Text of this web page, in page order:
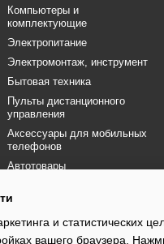
Компьютеры и
комплектующие
Электропитание
Электромонтаж, инструмент
Бытовая техника
Пульты дистанционного
управления
Аксессуары для мобильных
телефонов
Автотовары
Электротранспорт
Распродажаи статистических
вашего браузера.